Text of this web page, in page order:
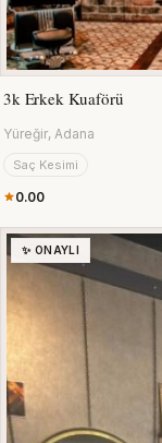
3k Erkek Kuaförü
Yüreğir, Adana
Saç Kesimi
0.00
✨ ONAYLI